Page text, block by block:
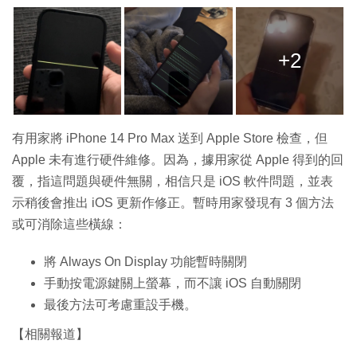
+2
有用家將 iPhone 14 Pro Max 送到 Apple Store 檢查，但
Apple 未有進行硬件維修。因為，據用家從 Apple 得到的回
覆，指這問題與硬件無關，相信只是 iOS 軟件問題，並表
示稍後會推出 iOS 更新作修正。暫時用家發現有 3 個方法
或可消除這些橫線：
將 Always On Display 功能暫時關閉
手動按電源鍵關上螢幕，而不讓 iOS 自動關閉
最後方法可考慮重設手機。
【相關報道】